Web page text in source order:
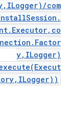
com
y,ILogger)